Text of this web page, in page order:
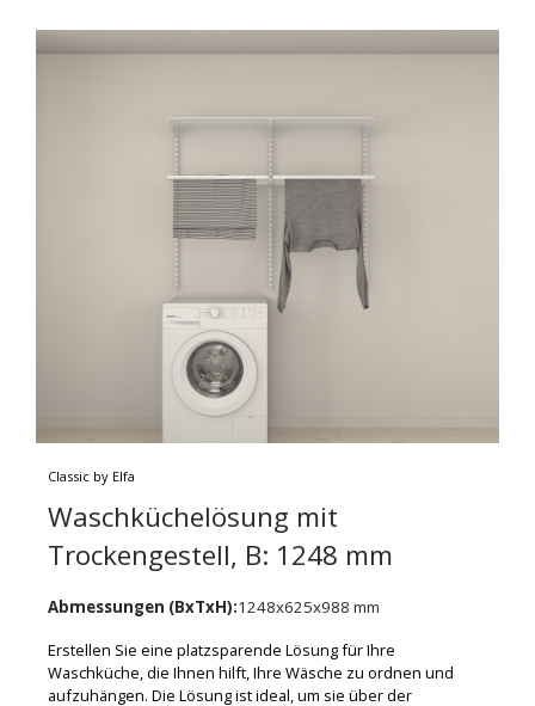
Classic by Elfa
Waschküchelösung mit
Trockengestell, B: 1248 mm
Abmessungen (BxTxH):1248x625x988 mm
Erstellen Sie eine platzsparende Lösung für Ihre
Waschküche, die Ihnen hilft, Ihre Wäsche zu ordnen und
aufzuhängen. Die Lösung ist ideal, um sie über der